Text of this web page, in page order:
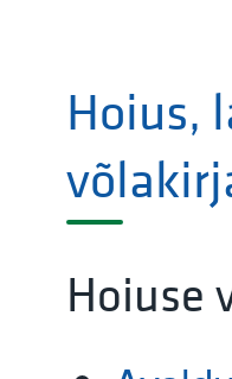
Hoius,
Hoiuse